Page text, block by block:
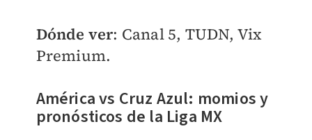
Dónde ver: Canal 5, TUDN, Vix
Premium.
América vs Cruz Azul: momios y
pronósticos de la Liga MX